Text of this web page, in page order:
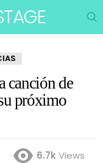
canción de
próximo
6.7kViews